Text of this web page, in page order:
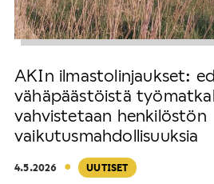
AKIn ilmastolinjaukset:
vähäpäästöistä
vahvistetaan henkilöstön
vaikutusmahdollisuuksia
4.5.2026 · UUTISET